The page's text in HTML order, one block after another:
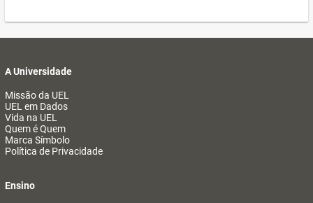
A Universidade
Missão da UEL
UEL em Dados
Vida na UEL
Quem é Quem
Marca Símbolo
Política de Privacidade
Ensino